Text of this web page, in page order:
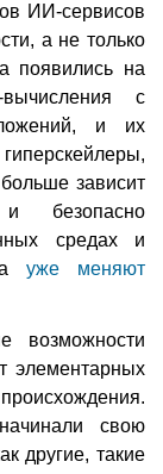
ИИ-сервисов
а не только
появились на
с
и их
зависит
безопасно
средах и
уже меняют
возможности
элементарных
свою
другие, такие